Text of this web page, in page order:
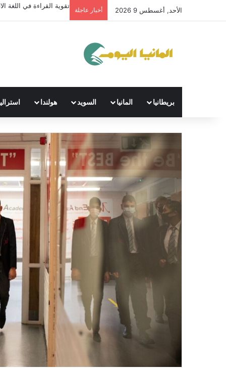
الأحد, أغسطس 9 2026 أخبار عاجلة
تقوية القراءة في اللغة
بريطانيا المانيا السويد هولندا